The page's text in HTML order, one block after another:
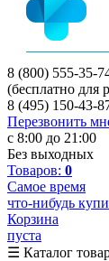
8 (800) 555-35-
(бесплатно для
8 (495) 150-43-
Перезвонить
с 8:00 до 21:00
Без выходных
Товаров: 0
Самое время
что-нибудь
Корзина
пуста
☰ Каталог